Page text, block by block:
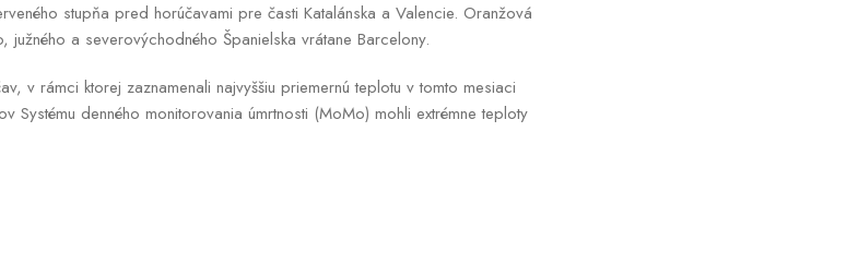
stupňa pred horúčavami pre časti Katalánska a Valencie. Oranžová
a severovýchodného Španielska vrátane Barcelony.
v rámci ktorej zaznamenali najvyššiu priemernú teplotu v tomto mesiaci
denného monitorovania úmrtnosti (MoMo) mohli extrémne teploty